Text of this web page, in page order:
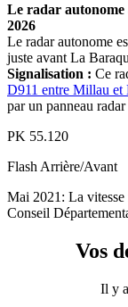
Le radar autonome
2026
Le radar autonome
juste avant La
Signalisation : Ce
D911 entre Millau et
par un panneau
PK 55.120
Flash Arrière/Avant
Mai 2021: La vitesse
Conseil
Vos
Il y